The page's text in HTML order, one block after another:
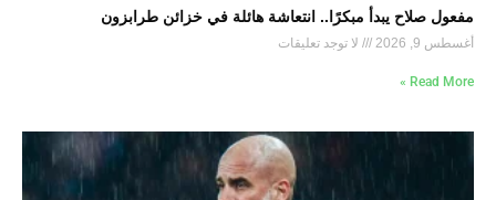
مفعول صلاح يبدأ مبكرًا.. انتعاشة هائلة في خزائن طرابزون
أغسطس 9, 2026 لا توجد تعليقات
Read More »